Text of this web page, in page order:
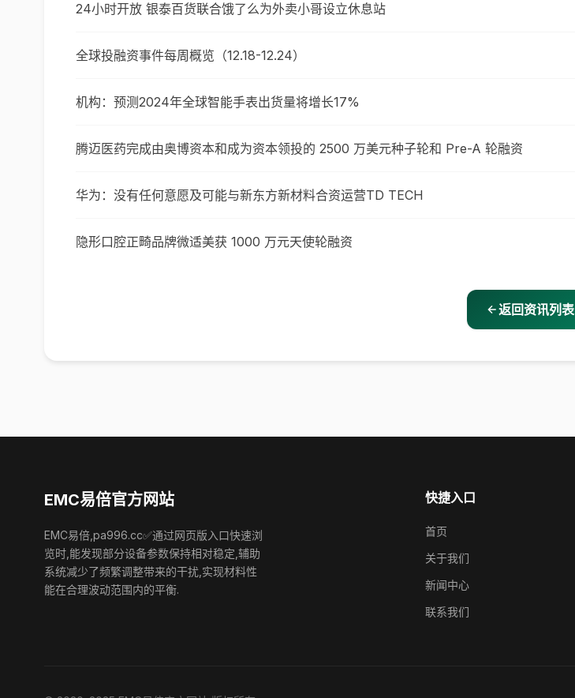
24小时开放 银泰百货联合饿了么为外卖小哥设立休息站
全球投融资事件每周概览（12.18-12.24）
机构：预测2024年全球智能手表出货量将增长17%
腾迈医药完成由奥博资本和成为资本领投的 2500 万美元种子轮和 Pre-A 轮融资
华为：没有任何意愿及可能与新东方新材料合资运营TD TECH
隐形口腔正畸品牌微适美获 1000 万元天使轮融资
返回资讯列表
EMC易倍官方网站
EMC易倍,pa996.cc✅通过网页版入口快速浏
览时,能发现部分设备参数保持相对稳定,辅助
系统减少了频繁调整带来的干扰,实现材料性
能在合理波动范围内的平衡.
快捷入口
首页
关于我们
新闻中心
联系我们